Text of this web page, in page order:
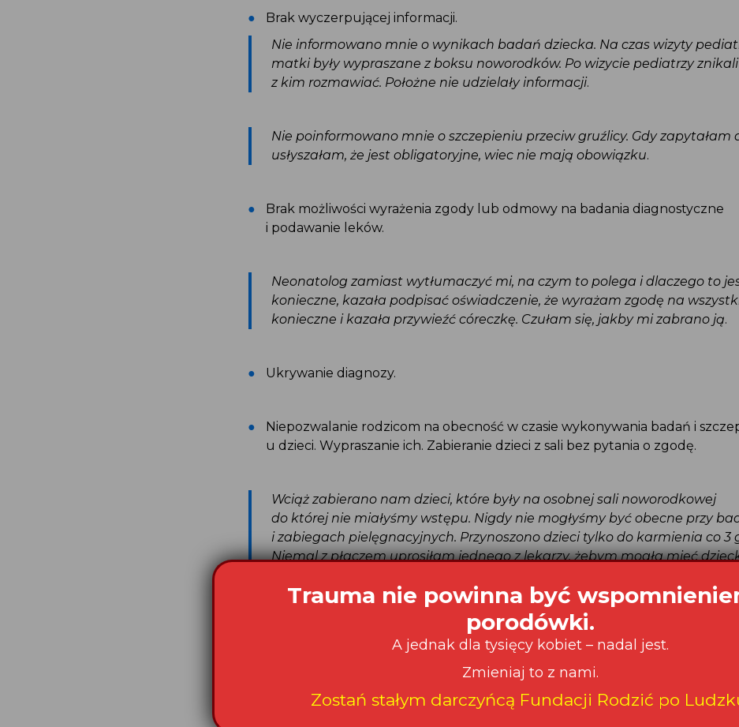
Brak wyczerpującej informacji.
Nie informowano mnie o wynikach badań dziecka. Na czas wizyty
matki były wypraszane z boksu noworodków. Po wizycie pediatrzy znikali
z kim rozmawiać. Położne nie udzielały informacji
Nie poinformowano mnie o szczepieniu przeciw gruźlicy. Gdy zapytałam
usłyszałam, że jest obligatoryjne, wiec nie mają obowiązku
Brak możliwości wyrażenia zgody lub odmowy na badania diagnostyczne
i podawanie leków.
Neonatolog zamiast wytłumaczyć mi, na czym to polega i dlaczego to
konieczne, kazała podpisać oświadczenie, że wyrażam zgodę na
konieczne i kazała przywieźć córeczkę. Czułam się, jakby mi zabrano ją
Ukrywanie diagnozy.
Niepozwalanie rodzicom na obecność w czasie wykonywania badań i
u dzieci. Wypraszanie ich. Zabieranie dzieci z sali bez pytania o zgodę.
Wciąż zabierano nam dzieci, które były na osobnej sali noworodkowej
do której nie miałyśmy wstępu. Nigdy nie mogłyśmy być obecne przy
i zabiegach pielęgnacyjnych. Przynoszono dzieci tylko do karmienia co 3
Niemal z płaczem uprosiłam jednego z lekarzy, żebym mogła mieć
nie mogłam się doprosić, żeby mi je znowu oddali. Bardzo źle to
pomimo, że cały personel był bardzo miły i życzliwy